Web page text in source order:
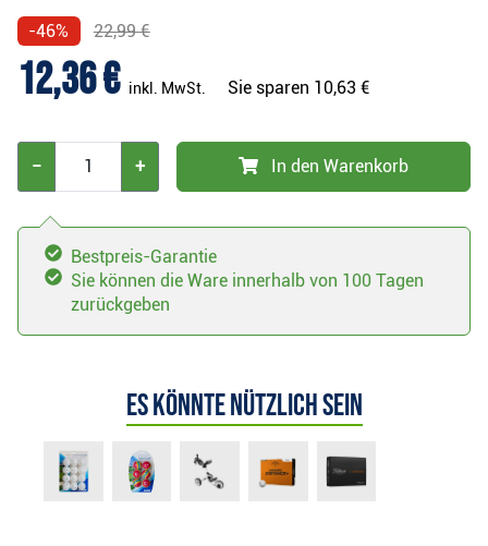
-46% 22,99 €
12,36 € inkl. MwSt. Sie sparen 10,63 €
− + In den Warenkorb
Bestpreis-Garantie
Sie können die Ware innerhalb von 100 Tagen
zurückgeben
Es könnte nützlich sein